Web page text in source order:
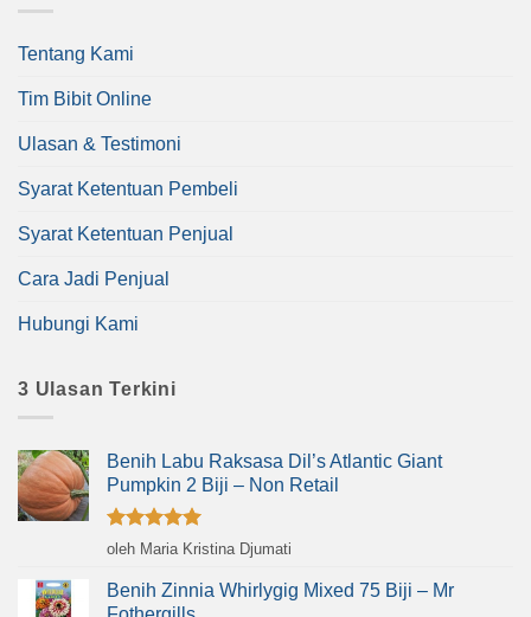
Tentang Kami
Tim Bibit Online
Ulasan & Testimoni
Syarat Ketentuan Pembeli
Syarat Ketentuan Penjual
Cara Jadi Penjual
Hubungi Kami
3 Ulasan Terkini
Benih Labu Raksasa Dil’s Atlantic Giant
Pumpkin 2 Biji – Non Retail
Dinilai5
oleh Maria Kristina Djumati
Benih Zinnia Whirlygig Mixed 75 Biji – Mr